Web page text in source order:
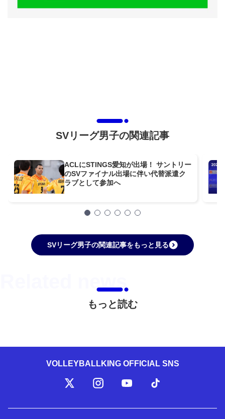
SVリーグ男子の関連記事
ACLにSTINGS愛知が出場！ サントリー
のSVファイナル出場に伴い代替派遣ク
ラブとして参加へ
SVリーグ男子の関連記事をもっと見る
もっと読む
VOLLEYBALLKING OFFICIAL SNS